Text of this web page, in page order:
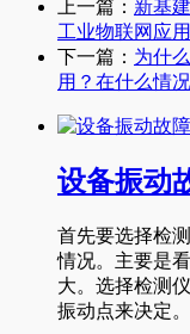
上一篇： 新基
工业物联网应
下一篇： 为什
用？在什么情
设备振动
首先要选择检
情况。主要是
大。选择检测
振动点来决定